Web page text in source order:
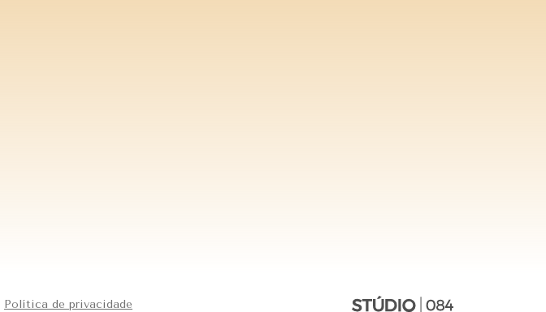
Política de privacidade